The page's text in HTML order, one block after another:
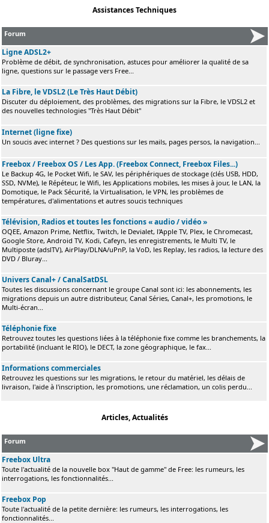
Assistances Techniques
Forum
Ligne ADSL2+
Problème de débit, de synchronisation, astuces pour améliorer la qualité de sa
ligne, questions sur le passage vers Free...
La Fibre, le VDSL2 (Le Très Haut Débit)
Discuter du déploiement, des problèmes, des migrations sur la Fibre, le VDSL2 et
des nouvelles technologies "Très Haut Débit"
Internet (ligne fixe)
Un soucis avec internet ? Des questions sur les mails, pages persos, la navigation...
Freebox / Freebox OS / Les App. (Freebox Connect, Freebox Files...)
Le Backup 4G, le Pocket Wifi, le SAV, les périphériques de stockage (clés USB, HDD,
SSD, NVMe), le Répéteur, le Wifi, les Applications mobiles, les mises à jour, le LAN, la
Domotique, le Pack Sécurité, la Virtualisation, le VPN, les problèmes de
températures, d'alimentations et autres soucis techniques
Télévision, Radios et toutes les fonctions « audio / vidéo »
OQEE, Amazon Prime, Netflix, Twitch, le Devialet, l'Apple TV, Plex, le Chromecast,
Google Store, Android TV, Kodi, Cafeyn, les enregistrements, le Multi TV, le
Multiposte (adslTV), AirPlay/DLNA/uPnP, la VoD, les Replay, les radios, la lecture des
DVD / Bluray...
Univers Canal+ / CanalSatDSL
Toutes les discussions concernant le groupe Canal sont ici: les abonnements, les
migrations depuis un autre distributeur, Canal Séries, Canal+, les promotions, le
Multi-écran...
Téléphonie fixe
Retrouvez toutes les questions liées à la téléphonie fixe comme les branchements, la
portabilité (incluant le RIO), le DECT, la zone géographique, le fax...
Informations commerciales
Retrouvez les questions sur les migrations, le retour du matériel, les délais de
livraison, l'aide à l'inscription, les promotions, une réclamation, un colis perdu...
Articles, Actualités
Forum
Freebox Ultra
Toute l'actualité de la nouvelle box "Haut de gamme" de Free: les rumeurs, les
interrogations, les fonctionnalités...
Freebox Pop
Toute l'actualité de la petite dernière: les rumeurs, les interrogations, les
fonctionnalités...